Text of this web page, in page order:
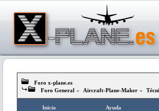
Foro x-plane.es
Foro General » Aircraft-Plane-Maker »
Inicio Ayuda